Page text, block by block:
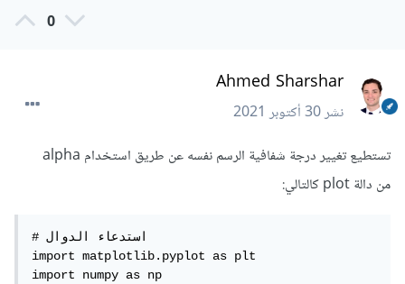
0
Ahmed Sharshar
نشر30 أكتوبر 2021
تستطيع تغيير درجة شفافية الرسم نفسه عن طريق استخدام alpha
من دالة plot كالتالي:
# استدعاء الدوال
import matplotlib.pyplot as plt
import numpy as np